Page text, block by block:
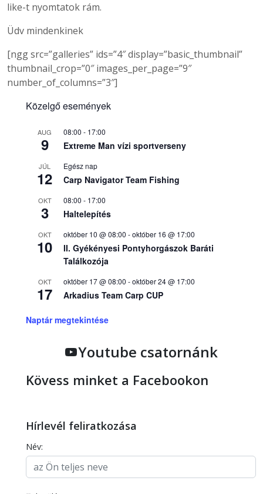
like-t nyomtatok rám.
Üdv mindenkinek
[ngg src=”galleries” ids=”4″ display=”basic_thumbnail”
thumbnail_crop=”0″ images_per_page=”9″
number_of_columns=”3″]
Közelgő események
AUG
9
08:00 - 17:00
Extreme Man vízi sportverseny
JÚL
12
Egész nap
Carp Navigator Team Fishing
OKT
3
08:00 - 17:00
Haltelepítés
OKT
10
október 10 @ 08:00 -október 16 @ 17:00
II. Gyékényesi Pontyhorgászok Baráti
Találkozója
OKT
17
október 17 @ 08:00 -október 24 @ 17:00
Arkadius Team Carp CUP
Naptár megtekintése
Youtube csatornánk
Kövess minket a Facebookon
Hírlevél feliratkozása
Név: